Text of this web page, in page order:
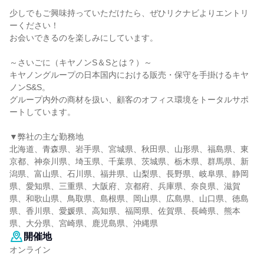
少しでもご興味持っていただけたら、ぜひリクナビよりエントリ
ーください！
お会いできるのを楽しみにしています。
～さいごに（キヤノンS＆Sとは？）～
キヤノングループの日本国内における販売・保守を手掛けるキヤ
ノンS&S。
グループ内外の商材を扱い、顧客のオフィス環境をトータルサポ
ートしています。
▼弊社の主な勤務地
北海道、青森県、岩手県、宮城県、秋田県、山形県、福島県、東
京都、神奈川県、埼玉県、千葉県、茨城県、栃木県、群馬県、新
潟県、富山県、石川県、福井県、山梨県、長野県、岐阜県、静岡
県、愛知県、三重県、大阪府、京都府、兵庫県、奈良県、滋賀
県、和歌山県、鳥取県、島根県、岡山県、広島県、山口県、徳島
県、香川県、愛媛県、高知県、福岡県、佐賀県、長崎県、熊本
県、大分県、宮崎県、鹿児島県、沖縄県
開催地
オンライン